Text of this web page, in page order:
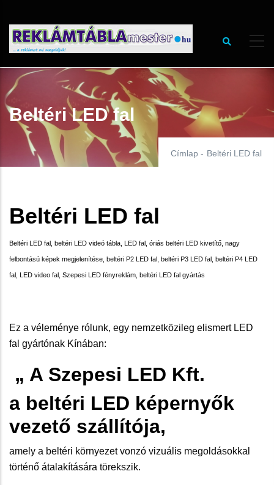
tartalomra
Beltéri LED fal
Címlap - Beltéri LED fal
Beltéri LED fal
Beltéri LED fal, beltéri LED videó tábla, LED fal, óriás beltéri LED kivetítő, nagy
felbontású képek megjelenítése, beltéri P2 LED fal, beltéri P3 LED fal, beltéri P4 LED
fal, LED video fal, Szepesi LED fényreklám, beltéri LED fal gyártás
Ez a véleménye rólunk, egy nemzetközileg elismert LED
fal gyártónak Kínában:
„ A Szepesi LED Kft.
a beltéri LED képernyők
vezető szállítója,
amely a beltéri környezet vonzó vizuális megoldásokkal
történő átalakítására törekszik.